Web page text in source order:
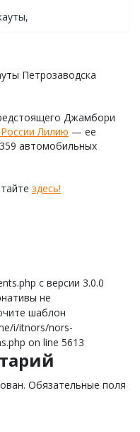
Петрозаводска
Джамбори
Лилию — ее
автомобильных
здесь!
с версии 3.0.0
не
шаблон
i/itnors/nors-
on line 5613
Обязательные поля